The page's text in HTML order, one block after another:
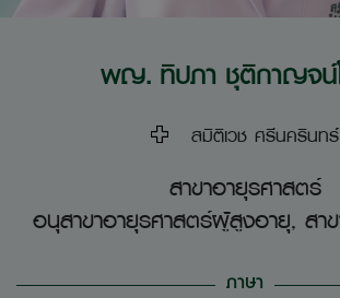
พญ. ทิปภา ชุติกาญจน์
สมิติเวช ศรีนครินทร์
สาขาอายุรศาสตร์
อนุสาขาอายุรศาสตร์ผู้สูงอายุ, สา
ภาษา